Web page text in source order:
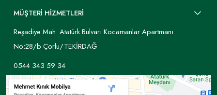
MÜŞTERİ HİZMETLERİ
Reşadiye Mah. Atatürk Bulvarı Kocamanlar Apartmanı
No:28/b Çorlu/TEKİRDAĞ
0544 343 59 34